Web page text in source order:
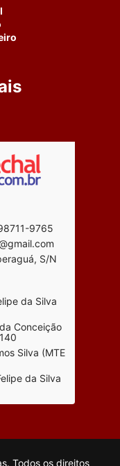
9765
S/N
da Silva
Conceição
Silva (MTE
da Silva
Todos os direitos